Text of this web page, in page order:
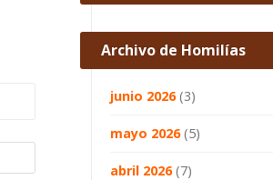
Archivo de Homilías
junio 2026(3)
mayo 2026(5)
abril 2026(7)